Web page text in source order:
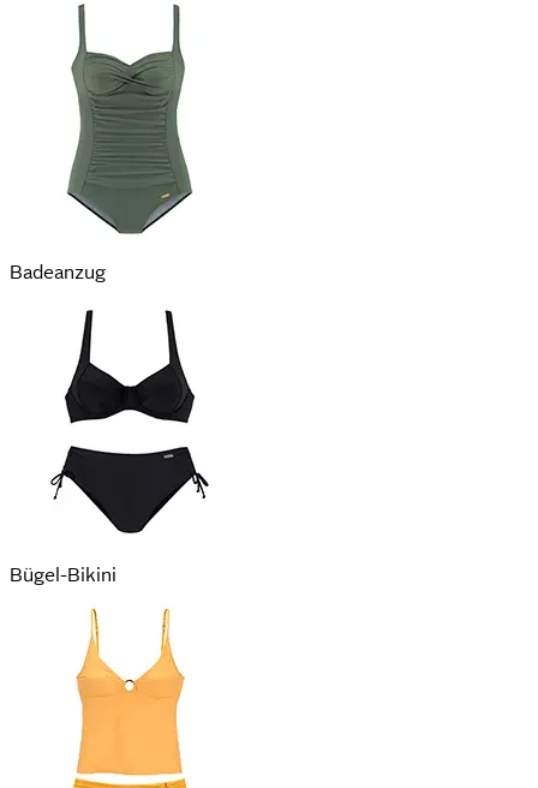
Badeanzug
Bügel-Bikini